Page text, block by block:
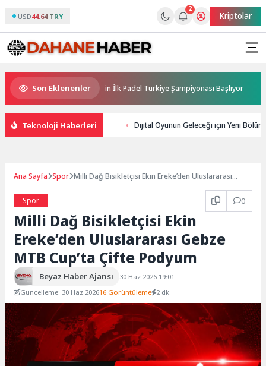
USD44.64 TRY
2
Kriptolar
Son Eklenenler
Türkiye’nin İlk Padel Türkiye Şampiyonası Başlıyor
Teknoloji Haberleri Dijital Oyunun Geleceği için Yeni Bölüm
Ana Sayfa Spor Milli Dağ Bisikletçisi Ekin Ereke’den Uluslararası
Spor
0
Milli Dağ Bisikletçisi Ekin
Ereke’den Uluslararası Gebze
MTB Cup’ta Çifte Podyum
Beyaz Haber Ajansı
30 Haz 2026 19:01
Güncelleme: 30 Haz 202616 Görüntüleme 2 dk.